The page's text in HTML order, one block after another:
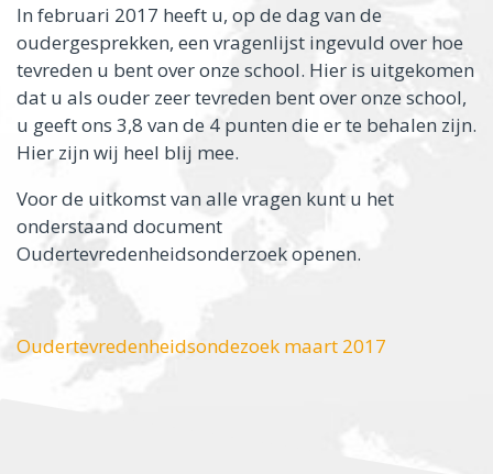
Contact
In februari 2017 heeft u, op de dag van de
oudergesprekken, een vragenlijst ingevuld over hoe
tevreden u bent over onze school. Hier is uitgekomen
dat u als ouder zeer tevreden bent over onze school,
u geeft ons 3,8 van de 4 punten die er te behalen zijn.
Hier zijn wij heel blij mee.
Voor de uitkomst van alle vragen kunt u het
onderstaand document
Oudertevredenheidsonderzoek openen.
Oudertevredenheidsondezoek maart 2017